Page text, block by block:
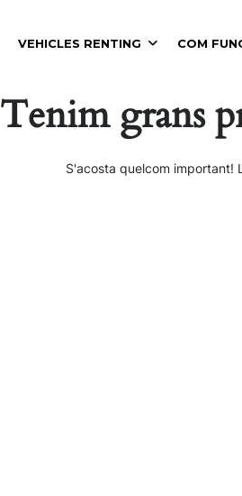
VEHICLES RENTING COM
Tenim grans
S'acosta quelcom important!